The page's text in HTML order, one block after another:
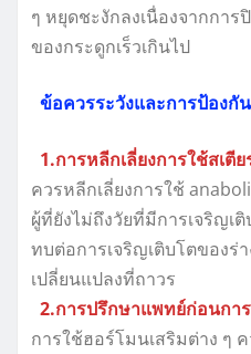
ๆ หยุดชะงักลงเนื่องจากกา
ของกระดูกเร็วเกินไป
ข้อควรระวังและการป้องกัน
1.การหลีกเลี่ยงการใช้สเตี
ควรหลีกเลี่ยงการใช้
ผู้ที่ยังไม่ถึงวัยที่มีการเจริญเ
ทบต่อการเจริญเติบโตของร่
เปลี่ยนแปลงที่ถาวร
2.การปรึกษาแพทย์ก่อนกา
การใช้ฮอร์โมนเสริมต่าง ๆ